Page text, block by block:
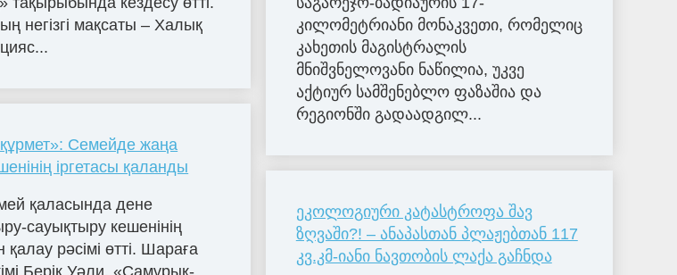
негізгі мақсаты – Халық
Семейде жаңа
іргетасы қаланды
қаласында дене
сауықтыру кешенінің
қалау рәсімі өтті. Шараға
Берік Уәли, «Самұрық-
კილომეტრიანი მონაკვეთი, რომელიც
კახეთის მაგისტრალის
მნიშვნელოვანი ნაწილია, უკვე
აქტიურ სამშენებლო ფაზაშია და
რეგიონში გადაადგილ...
ეკოლოგიური კატასტროფა შავ
ზღვაში?! – ანაპასთან პლაჟებთან 117
კვ.კმ-იანი ნავთობის ლაქა გაჩნდა